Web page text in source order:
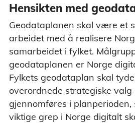
Hensikten med
Geodataplanen skal være et
arbeidet med å realisere
samarbeidet i fylket.
geodataplanen er Norge
Fylkets geodataplan skal
overordnede strategiske valg
gjennomføres i planperioden,
viktige grep i Norge digitalt